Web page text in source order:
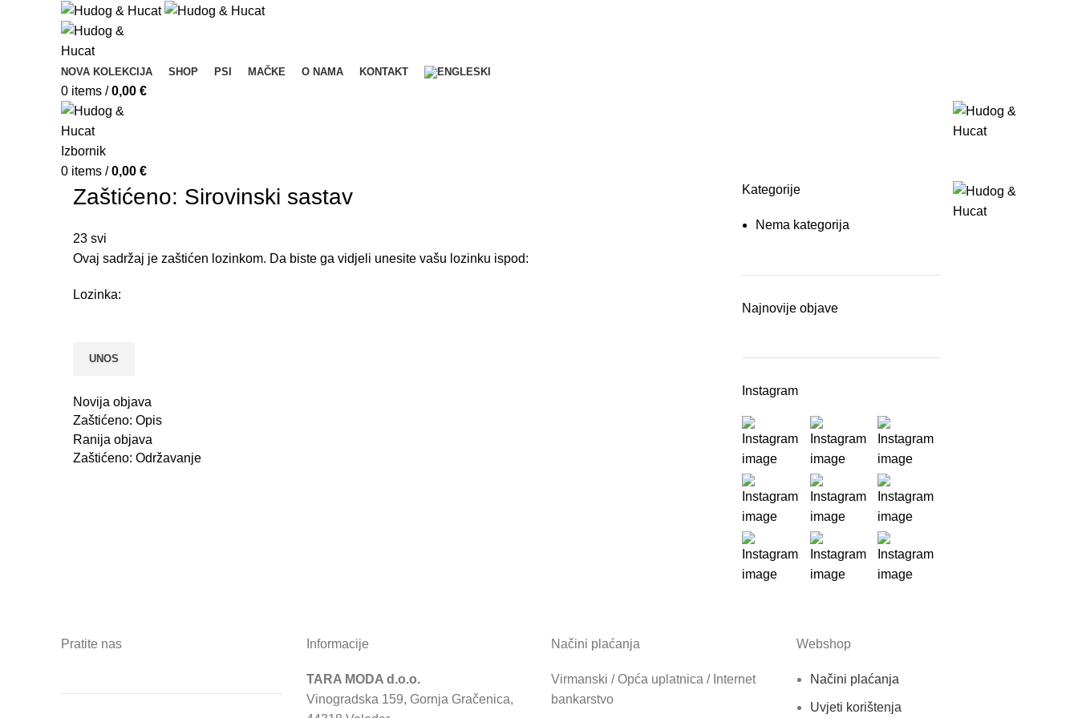
NOVA KOLEKCIJA SHOP PSI MAČKE O NAMA KONTAKT
0 items / 0,00 €
Izbornik
0 items / 0,00 €
Zaštićeno: Sirovinski sastav
23 svi
Ovaj sadržaj je zaštićen lozinkom. Da biste ga vidjeli unesite vašu lozinku ispod:
Lozinka:
Novija objava
Zaštićeno: Opis
Ranija objava
Zaštićeno: Održavanje
Kategorije
Nema kategorija
Najnovije objave
Instagram
Pratite nas Informacije
TARA MODA d.o.o.
Vinogradska 159, Gornja Gračenica,
Načini plaćanja
Virmanski / Opća uplatnica / Internet
bankarstvo
Webshop
Načini plaćanja
Uvjeti korištenja